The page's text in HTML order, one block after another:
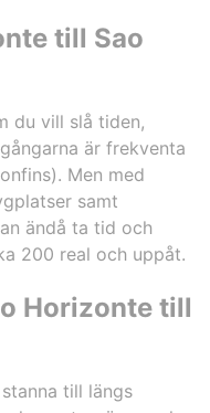
till Sao
du vill slå tiden,
är frekventa
Men med
samt
ändå ta tid och
200 real och uppåt.
Horizonte till
till längs